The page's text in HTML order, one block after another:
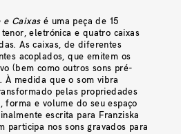
Caixasé uma peça de 15
eletrónica e quatro caixas
As caixas, de diferentes
acoplados, que emitem os
(bem como outros sons pré-
À medida que o som vibra
pelas propriedades
forma e volume do seu espaço
escrita para Franziska
participa nos sons gravados para